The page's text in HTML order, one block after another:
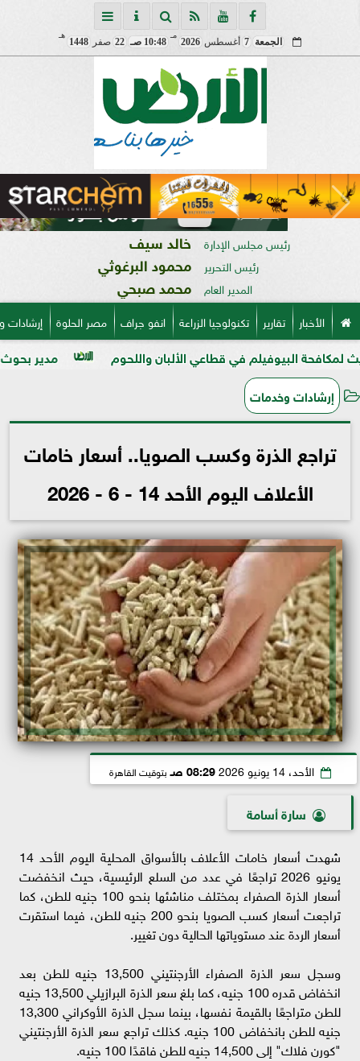
الجمعة 7 أغسطس 2026
مـ
10:48 صـ 22 صفر 1448
هـ
رئيس مجلس الإدارة خالد سيف
رئيس التحرير محمود البرغوثي
المدير العام محمد صبحي
الأخبار تقارير تكنولوجيا الزراعة انفو جراف مصر الحلوة
مدير بحوث أمراض في قطاعي الألبان واللحوم
إرشادات وخدمات
تراجع الذرة وكسب الصويا.. أسعار خامات
الأعلاف اليوم الأحد 14 - 6 - 2026
الأحد، 14 يونيو 2026 08:29 صـ بتوقيت القاهرة
سارة أسامة
شهدت أسعار خامات الأعلاف بالأسواق المحلية اليوم الأحد 14
يونيو 2026 تراجعًا في عدد من السلع الرئيسية، حيث انخفضت
أسعار الذرة الصفراء بمختلف مناشئها بنحو 100 جنيه للطن، كما
تراجعت أسعار كسب الصويا بنحو 200 جنيه للطن، فيما استقرت
أسعار الردة عند مستوياتها الحالية دون تغيير.
وسجل سعر الذرة الصفراء الأرجنتيني 13,500 جنيه للطن بعد
انخفاض قدره 100 جنيه، كما بلغ سعر الذرة البرازيلي 13,500 جنيه
للطن متراجعًا بالقيمة نفسها، بينما سجل الذرة الأوكراني 13,300
جنيه للطن بانخفاض 100 جنيه. كذلك تراجع سعر الذرة الأرجنتيني
"كورن فلاك" إلى 14,500 جنيه للطن فاقدًا 100 جنيه.